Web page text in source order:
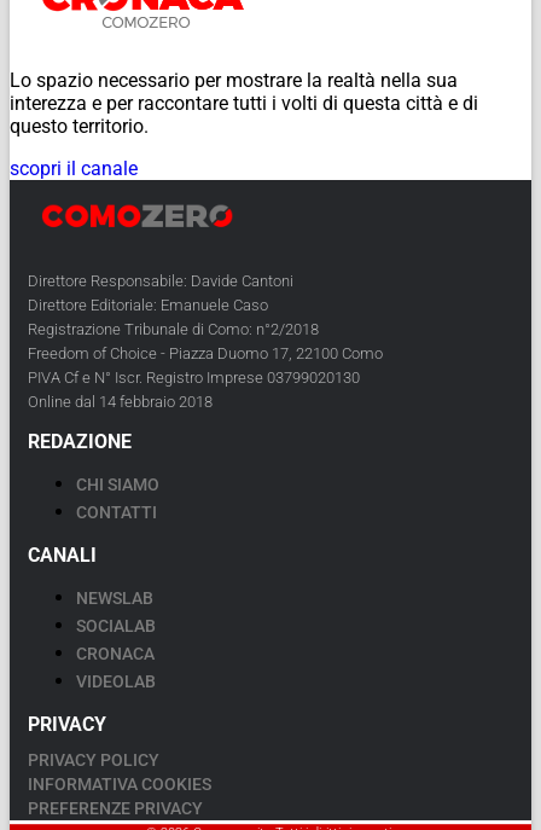
Lo spazio necessario per mostrare la realtà nella sua
interezza e per raccontare tutti i volti di questa città e di
questo territorio.
scopri il canale
Direttore Responsabile: Davide Cantoni
Direttore Editoriale: Emanuele Caso
Registrazione Tribunale di Como: n°2/2018
Freedom of Choice - Piazza Duomo 17, 22100 Como
PIVA Cf e N° Iscr. Registro Imprese 03799020130
Online dal 14 febbraio 2018
REDAZIONE
CHI SIAMO
CONTATTI
CANALI
NEWSLAB
SOCIALAB
CRONACA
VIDEOLAB
PRIVACY
PRIVACY POLICY
INFORMATIVA COOKIES
PREFERENZE PRIVACY